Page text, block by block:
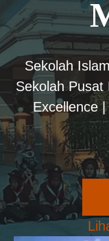
Sekolah
Sekolah
Excellence